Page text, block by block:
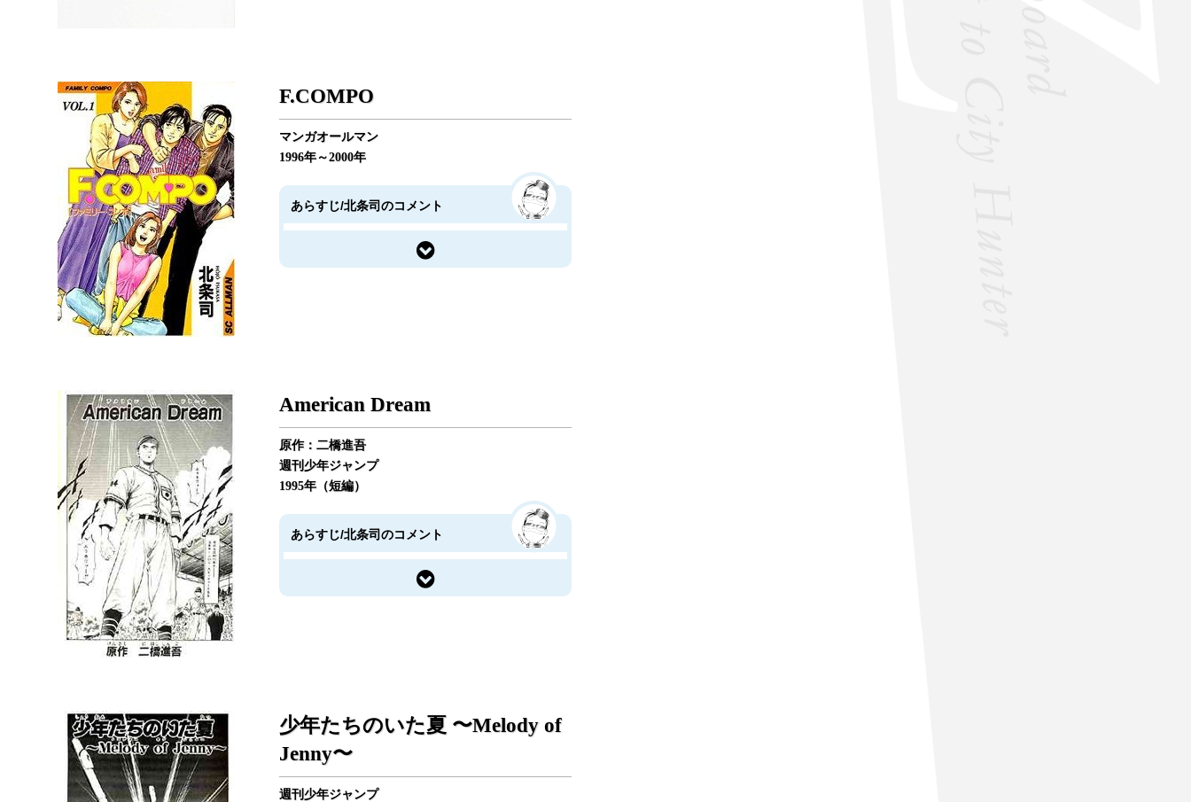
F.COMPO
マンガオールマン
1996年～2000年
あらすじ/北条司のコメント
American Dream
原作：二橋進吾
週刊少年ジャンプ
1995年（短編）
あらすじ/北条司のコメント
少年たちのいた夏 〜Melody of
Jenny〜
週刊少年ジャンプ